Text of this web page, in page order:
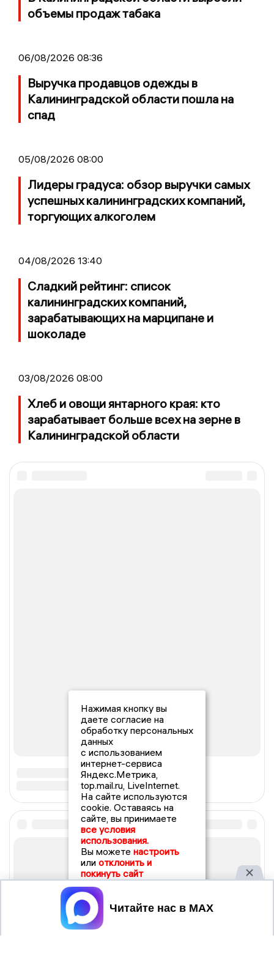
объемы продаж табака
06/08/2026 08:36
Выручка продавцов одежды в
Калининградской области пошла на
спад
05/08/2026 08:00
Лидеры градуса: обзор выручки самых
успешных калининградских компаний,
торгующих алкоголем
04/08/2026 13:40
Сладкий рейтинг: список
калининградских компаний,
зарабатывающих на марципане и
шоколаде
03/08/2026 08:00
Хлеб и овощи янтарного края: кто
зарабатывает больше всех на зерне в
Калининградской области
Нажимая кнопку вы
даете согласие на
обработку персональных
данных
с использованием
интернет-сервиса
Яндекс.Метрика,
top.mail.ru, LiveInternet.
На сайте используются
cookie. Оставаясь на
сайте, вы принимаете
все условия
использования.
Вы можете настроить
или отклонить и
покинуть сайт
Принять